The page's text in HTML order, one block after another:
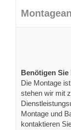
Benötigen
Die Montage
stehen wir mit
Montage und
kontaktieren